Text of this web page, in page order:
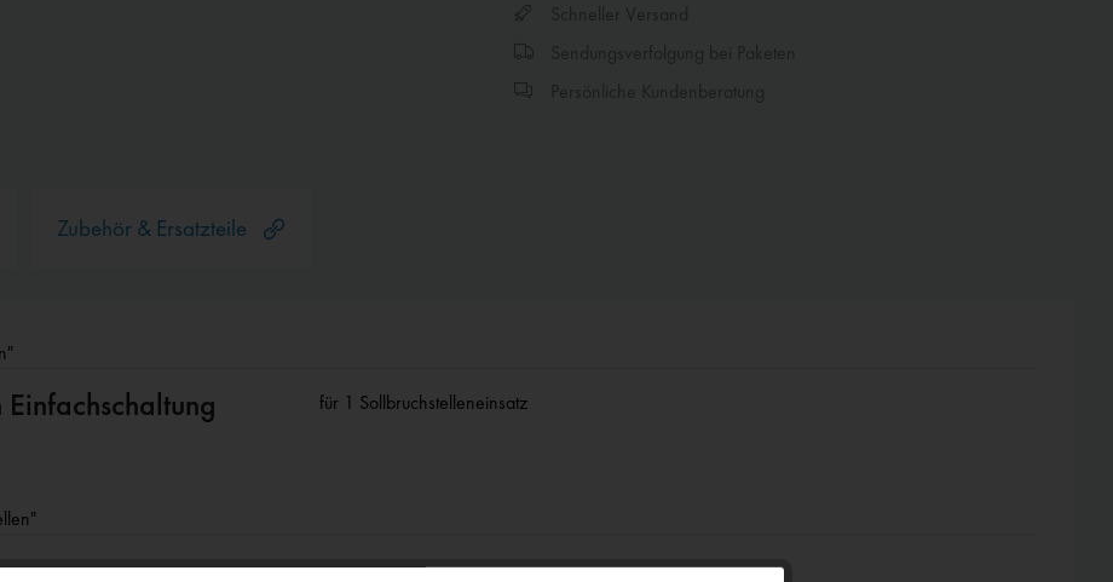
Zubehör & Ersatzteile
für 1 Sollbruchstelleneinsatz